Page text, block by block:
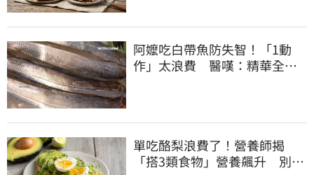
阿嬤吃白帶魚防失智！「1動
作」太浪費 醫嘆：精華全沒
單吃酪梨浪費了！營養師揭
「搭3類食物」營養飆升 別再